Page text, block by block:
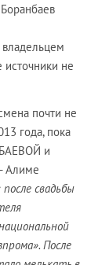
не
почти не
года, пока
и
Алиме
свадьбы
После